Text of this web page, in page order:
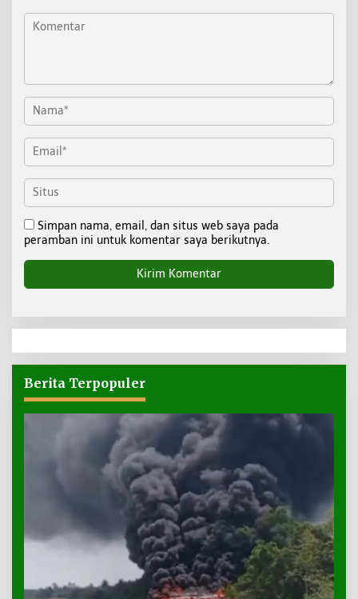
Simpan nama, email, dan situs web saya pada
peramban ini untuk komentar saya berikutnya.
Berita Terpopuler